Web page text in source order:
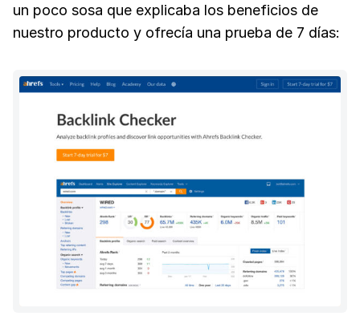
un poco sosa que explicaba los beneficios de
nuestro producto y ofrecía una prueba de 7 días: